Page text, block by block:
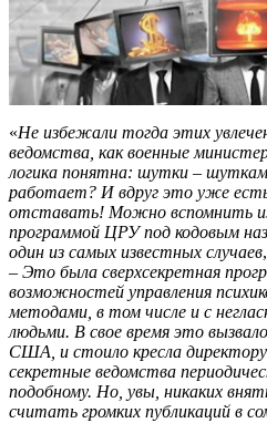
«Не избежали тогда этих
ведомства, как военные
логика понятна: шутки –
работает? И вдруг это уже
отставать! Можно вспомнить
программой ЦРУ под кодовым
один из самых известных случаев
– Это была сверхсекретная
возможностей управления
методами, в том числе и с
людьми. В свое время это
США, и стоило кресла
секретные ведомства
подобному. Но, увы, никаких
считать громких публикаций в